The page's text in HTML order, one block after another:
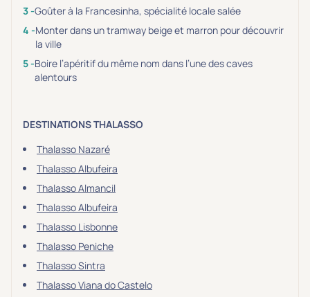
Goûter à la Francesinha, spécialité locale salée
Monter dans un tramway beige et marron pour découvrir
la ville
Boire l’apéritif du même nom dans l’une des caves
alentours
DESTINATIONS THALASSO
Thalasso Nazaré
Thalasso Albufeira
Thalasso Almancil
Thalasso Albufeira
Thalasso Lisbonne
Thalasso Peniche
Thalasso Sintra
Thalasso Viana do Castelo